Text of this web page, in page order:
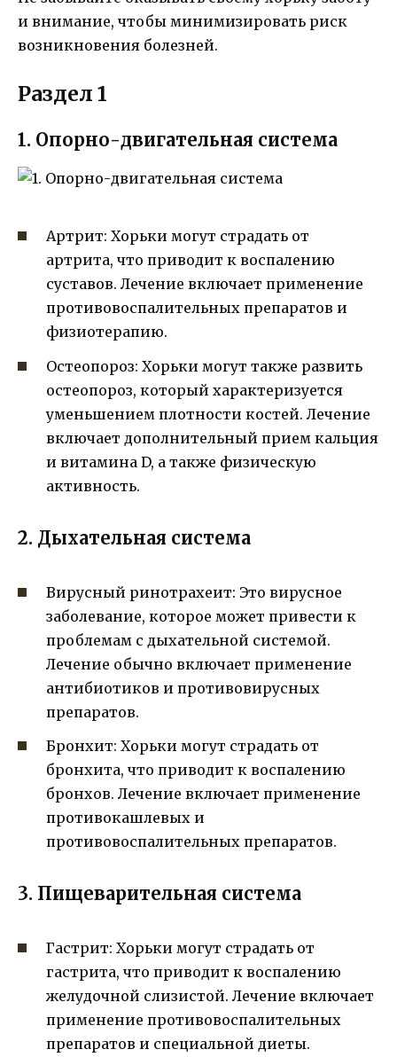
и внимание, чтобы минимизировать риск
возникновения болезней.
Раздел 1
1. Опорно-двигательная система
Артрит: Хорьки могут страдать от
артрита, что приводит к воспалению
суставов. Лечение включает применение
противовоспалительных препаратов и
физиотерапию.
Остеопороз: Хорьки могут также развить
остеопороз, который характеризуется
уменьшением плотности костей. Лечение
включает дополнительный прием кальция
и витамина D, а также физическую
активность.
2. Дыхательная система
Вирусный ринотрахеит: Это вирусное
заболевание, которое может привести к
проблемам с дыхательной системой.
Лечение обычно включает применение
антибиотиков и противовирусных
препаратов.
Бронхит: Хорьки могут страдать от
бронхита, что приводит к воспалению
бронхов. Лечение включает применение
противокашлевых и
противовоспалительных препаратов.
3. Пищеварительная система
Гастрит: Хорьки могут страдать от
гастрита, что приводит к воспалению
желудочной слизистой. Лечение включает
применение противовоспалительных
препаратов и специальной диеты.